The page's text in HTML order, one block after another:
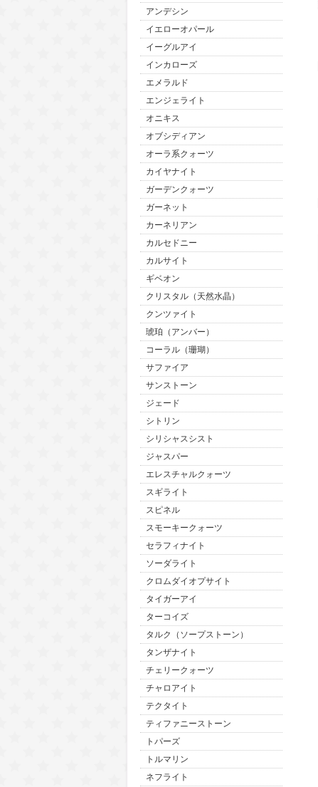
アンデシン
イエローオパール
イーグルアイ
インカローズ
エメラルド
エンジェライト
オニキス
オブシディアン
オーラ系クォーツ
カイヤナイト
ガーデンクォーツ
ガーネット
カーネリアン
カルセドニー
カルサイト
ギベオン
クリスタル（天然水晶）
クンツァイト
琥珀（アンバー）
コーラル（珊瑚）
サファイア
サンストーン
ジェード
シトリン
シリシャスシスト
ジャスパー
エレスチャルクォーツ
スギライト
スピネル
スモーキークォーツ
セラフィナイト
ソーダライト
クロムダイオプサイト
タイガーアイ
ターコイズ
タルク（ソープストーン）
タンザナイト
チェリークォーツ
チャロアイト
テクタイト
ティファニーストーン
トパーズ
トルマリン
ネフライト